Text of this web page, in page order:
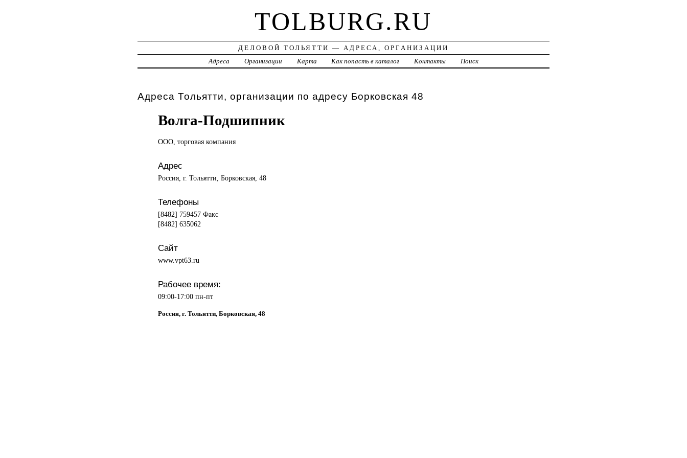
TOLBURG.RU
ДЕЛОВОЙ ТОЛЬЯТТИ — АДРЕСА, ОРГАНИЗАЦИИ
Адреса
Организации Карта Как попасть в каталог Контакты Поиск
Адреса Тольятти, организации по адресу Борковская 48
Волга-Подшипник
ООО, торговая компания
Адрес
Россия, г. Тольятти, Борковская, 48
Телефоны
[8482] 759457 Факс
[8482] 635062
Сайт
www.vpt63.ru
Рабочее время:
09:00-17:00 пн-пт
Россия, г. Тольятти, Борковская, 48